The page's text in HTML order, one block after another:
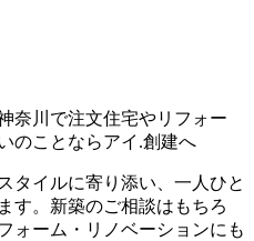
奈川で注文住宅やリフォー
のことならアイ.創建へ
タイルに寄り添い、一人ひと
す。新築のご相談はもちろ
ォーム・リノベーションにも